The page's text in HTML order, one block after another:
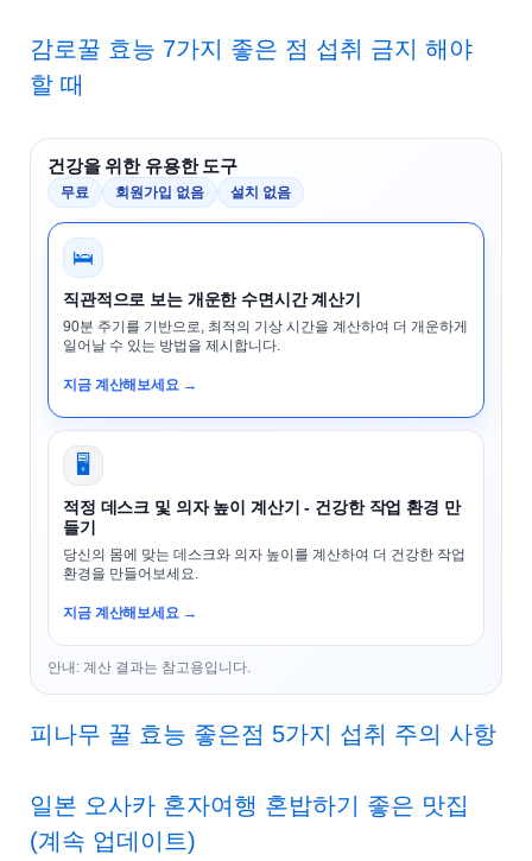
감로꿀 효능 7가지 좋은 점 섭취 금지 해야
할 때
건강을 위한 유용한 도구
무료 회원가입 없음 설치 없음
🛌
직관적으로 보는 개운한 수면시간 계산기
90분 주기를 기반으로, 최적의 기상 시간을 계산하여 더 개운하게
일어날 수 있는 방법을 제시합니다.
지금 계산해보세요 →
🖥️
적정 데스크 및 의자 높이 계산기 - 건강한 작업 환경 만
들기
당신의 몸에 맞는 데스크와 의자 높이를 계산하여 더 건강한 작업
환경을 만들어보세요.
지금 계산해보세요 →
안내: 계산 결과는 참고용입니다.
피나무 꿀 효능 좋은점 5가지 섭취 주의 사항
일본 오사카 혼자여행 혼밥하기 좋은 맛집
(계속 업데이트)